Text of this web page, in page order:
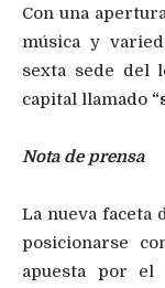
Con una
música y
sexta sede del
capital llamado
Nota de prensa
La nueva faceta
posicionarse
apuesta por